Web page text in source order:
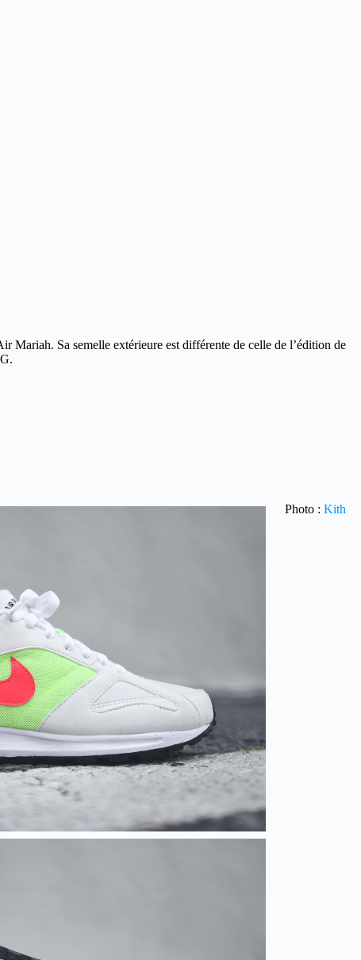
Mariah. Sa semelle extérieure est différente de celle de l’édition de
Photo : Kith